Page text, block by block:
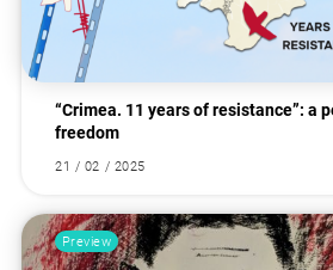
“Crimea. 11 years of resistance”: a
freedom
21 / 02 / 2025
Preview